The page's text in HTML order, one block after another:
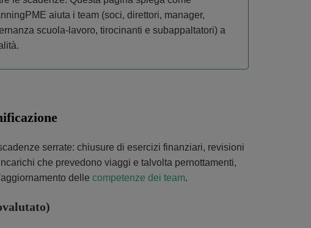
aiuta i team (soci, direttori, manager,
scuola-lavoro, tirocinanti e subappaltatori) a
serrate: chiusure di esercizi finanziari, revisioni
che prevedono viaggi e talvolta pernottamenti,
delle competenze dei team.